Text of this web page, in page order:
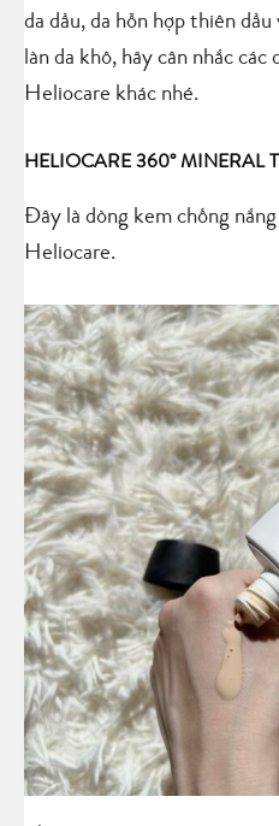
da dầu, da hỗn hợp thiên
làn da khô, hãy cân nhắc các
Heliocare khác nhé.
HELIOCARE 360° MINERAL
Đây là dòng kem chống
Heliocare.